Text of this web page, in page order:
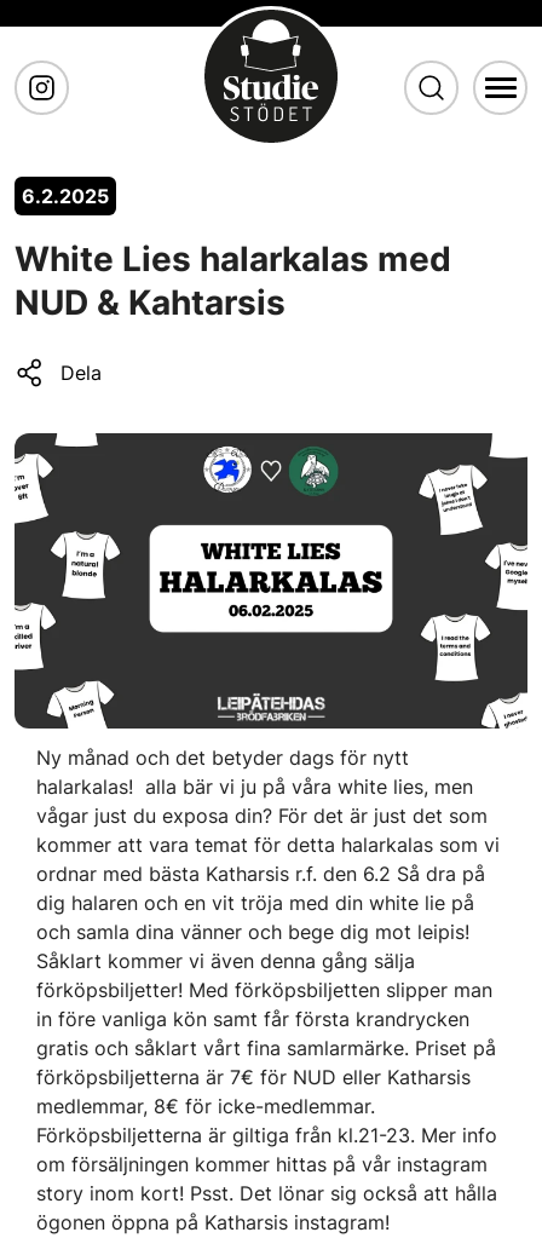
6.2.2025
White Lies halarkalas med
NUD & Kahtarsis
Dela
Ny månad och det betyder dags för nytt
halarkalas! alla bär vi ju på våra white lies, men
vågar just du exposa din? För det är just det som
kommer att vara temat för detta halarkalas som vi
ordnar med bästa Katharsis r.f. den 6.2 Så dra på
dig halaren och en vit tröja med din white lie på
och samla dina vänner och bege dig mot leipis!
Såklart kommer vi även denna gång sälja
förköpsbiljetter! Med förköpsbiljetten slipper man
in före vanliga kön samt får första krandrycken
gratis och såklart vårt fina samlarmärke. Priset på
förköpsbiljetterna är 7€ för NUD eller Katharsis
medlemmar, 8€ för icke-medlemmar.
Förköpsbiljetterna är giltiga från kl.21-23. Mer info
om försäljningen kommer hittas på vår instagram
story inom kort! Psst. Det lönar sig också att hålla
ögonen öppna på Katharsis instagram!